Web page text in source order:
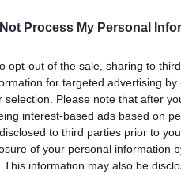
Process My Personal
opt-out of the sale, sharing to
for targeted advertising
selection. Please note that after
interest-based ads based on
to third parties prior to
of your personal information
This information may also be
is!
Tetszik 0